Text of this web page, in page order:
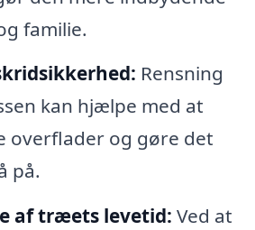
familie.
Rensning
kan hjælpe med at
overflader og gøre det
på.
af træets levetid: Ved at